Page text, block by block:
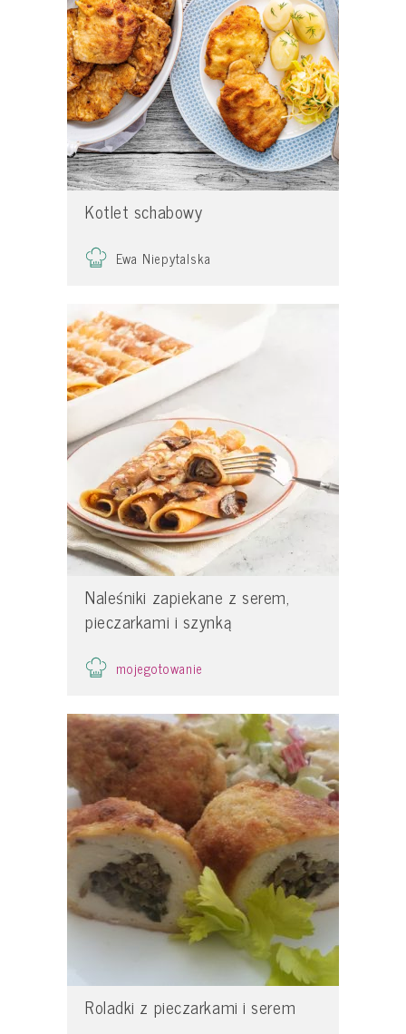
Kotlet schabowy
Ewa Niepytalska
Naleśniki zapiekane z serem,
pieczarkami i szynką
mojegotowanie
Roladki z pieczarkami i serem